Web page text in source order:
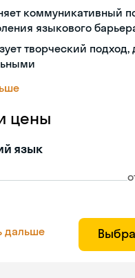
коммуникативный
языкового
творческий подход,
цены
язык
дальше